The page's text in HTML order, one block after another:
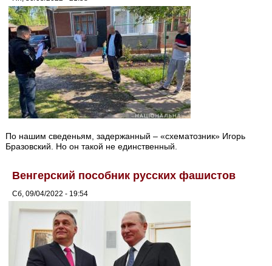
По нашим сведеньям, задержанный – «схематозник» Игорь
Бразовский. Но он такой не единственный.
Венгерский пособник русских фашистов
Сб, 09/04/2022 - 19:54